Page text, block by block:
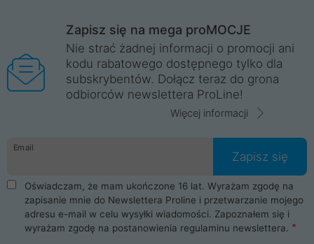
Wrocław, Poznań, Legnica, Katowice, Gliwice, Kalisz, Bytom,
Trzebnica, Opole. Szybka i profesjonalna obsługa!
ProLine to polska firma ze 100% polskim kapitałem. Działamy
legalnie i płacimy podatki w naszym kraju! Posiadamy siedzibę
główną w Mirkowie oraz salony na terenie kraju. Cała
komunikacja ze sklepem komputerowym ProLine jest
danych osobowych. Dlatego zakup notebooka albo laptopa w
ProLine to czysta przyjemność i pełne bezpieczeństwo.
Zaopatrzysz się u nas w akcesoria i części komputerowe
takie jak procesory, karty graficzne, płyty główne, pamięci,
dyski SSD, M.2 oraz HDD. Nasi pracownicy pomogą Ci wybrać
najlepszy zasilacz komputerowy oraz obudowę do komputera.
Poza komputerami mamy również najlepsze na rynku
Smartfony takich producentów jak Xiaomi, Apple, Samsung i
Zapisz się na mega proMOCJE
Nie strać żadnej informacji o promocji ani
kodu rabatowego dostępnego tylko dla
subskrybentów. Dołącz teraz do grona
odbiorców newslettera ProLine!
Więcej informacji
Email
Zapisz się
Oświadczam, że mam ukończone 16 lat. Wyrażam zgodę na
zapisanie mnie do Newslettera Proline i przetwarzanie mojego
adresu e-mail w celu wysyłki wiadomości. Zapoznałem się i
wyrażam zgodę na postanowienia regulaminu newslettera.